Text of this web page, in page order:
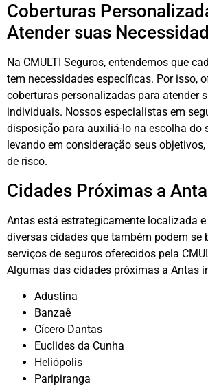
Coberturas
Atender suas
Na CMULTI Seguros, entendemos que
tem necessidades específicas. Por isso,
coberturas personalizadas para atender
individuais. Nossos especialistas em
disposição para auxiliá-lo na escolha do
levando em consideração seus
de risco.
Cidades Próximas a
Antas está estrategicamente localizada
diversas cidades que também podem se
serviços de seguros oferecidos pela
Algumas das cidades próximas a Antas
Adustina
Banzaê
Cícero Dantas
Euclides da Cunha
Heliópolis
Paripiranga